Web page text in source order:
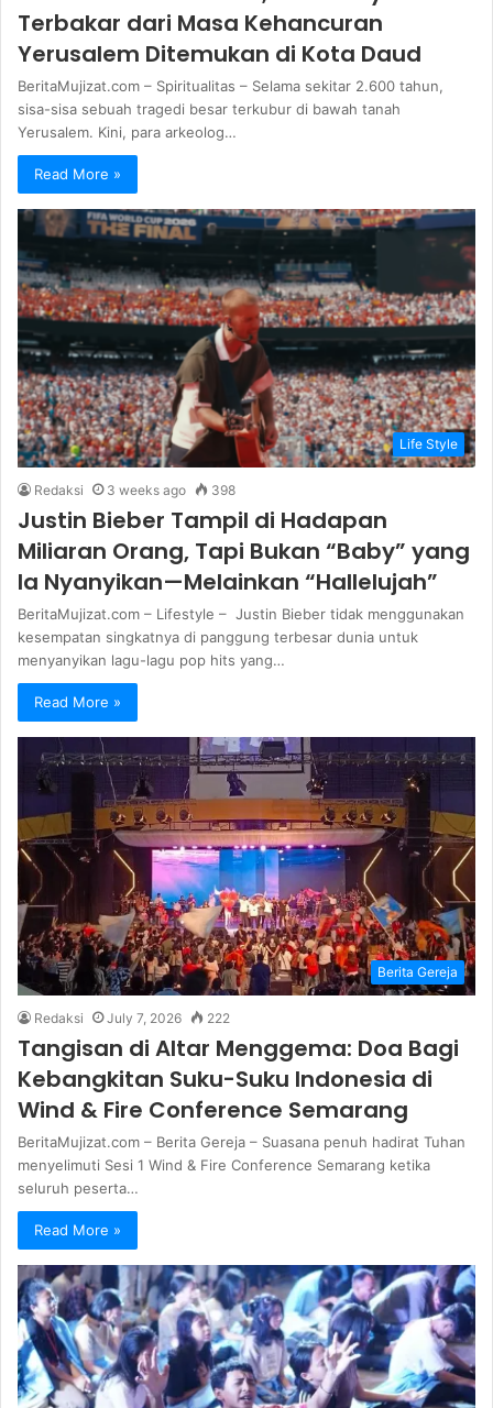
Terbakar dari Masa Kehancuran
Yerusalem Ditemukan di Kota Daud
BeritaMujizat.com – Spiritualitas – Selama sekitar 2.600 tahun,
sisa-sisa sebuah tragedi besar terkubur di bawah tanah
Yerusalem. Kini, para arkeolog…
Read More »
Life Style
Redaksi 3 weeks ago 398
Justin Bieber Tampil di Hadapan
Miliaran Orang, Tapi Bukan “Baby” yang
Ia Nyanyikan—Melainkan “Hallelujah”
BeritaMujizat.com – Lifestyle – Justin Bieber tidak menggunakan
kesempatan singkatnya di panggung terbesar dunia untuk
menyanyikan lagu-lagu pop hits yang…
Read More »
Berita Gereja
Redaksi July 7, 2026 222
Tangisan di Altar Menggema: Doa Bagi
Kebangkitan Suku-Suku Indonesia di
Wind & Fire Conference Semarang
BeritaMujizat.com – Berita Gereja – Suasana penuh hadirat Tuhan
menyelimuti Sesi 1 Wind & Fire Conference Semarang ketika
seluruh peserta…
Read More »